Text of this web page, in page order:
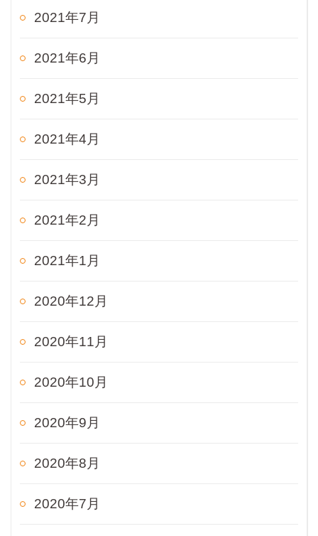
2021年7月
2021年6月
2021年5月
2021年4月
2021年3月
2021年2月
2021年1月
2020年12月
2020年11月
2020年10月
2020年9月
2020年8月
2020年7月